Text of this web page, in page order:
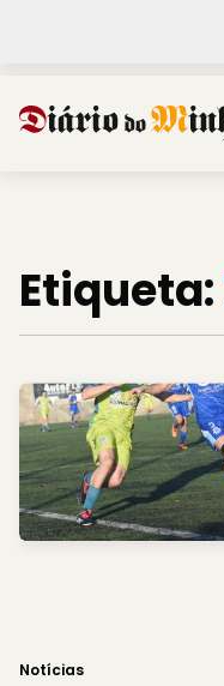
Etiqueta:
Notícias